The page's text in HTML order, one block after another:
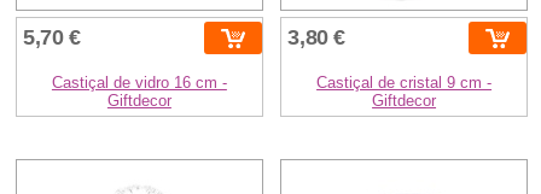
5,70 €
Castiçal de vidro 16 cm -
Giftdecor
3,80 €
Castiçal de cristal 9 cm -
Giftdecor